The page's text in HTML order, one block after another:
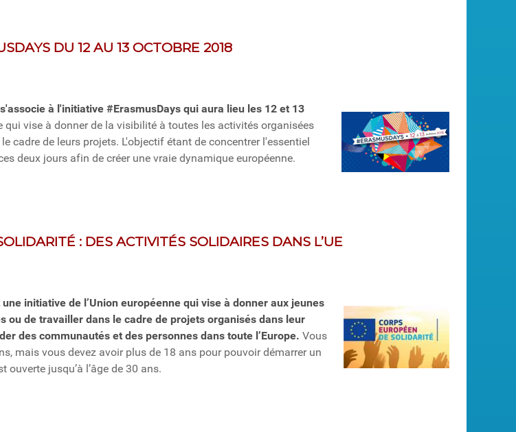
DU 12 AU 13 OCTOBRE 2018
à l'initiative #ErasmusDays qui aura lieu les 12 et 13
qui vise à donner de la visibilité à toutes les activités organisées
cadre de leurs projets. L'objectif étant de concentrer l'essentiel
deux jours afin de créer une vraie dynamique européenne.
: DES ACTIVITÉS SOLIDAIRES DANS L’UE
une initiative de l’Union européenne qui vise à donner aux jeunes
ou de travailler dans le cadre de projets organisés dans leur
des communautés et des personnes dans toute l’Europe. Vous
mais vous devez avoir plus de 18 ans pour pouvoir démarrer un
jusqu’à l’âge de 30 ans.